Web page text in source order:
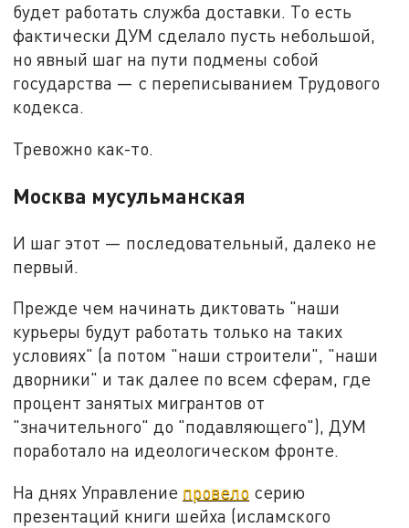
будет работать служба доставки. То есть
фактически ДУМ сделало пусть небольшой,
но явный шаг на пути подмены собой
государства — с переписыванием Трудового
кодекса.
Тревожно как-то.
Москва мусульманская
И шаг этот — последовательный, далеко не
первый.
Прежде чем начинать диктовать "наши
курьеры будут работать только на таких
условиях" (а потом "наши строители", "наши
дворники" и так далее по всем сферам, где
процент занятых мигрантов от
"значительного" до "подавляющего"), ДУМ
поработало на идеологическом фронте.
На днях Управление провело серию
презентаций книги шейха (исламского